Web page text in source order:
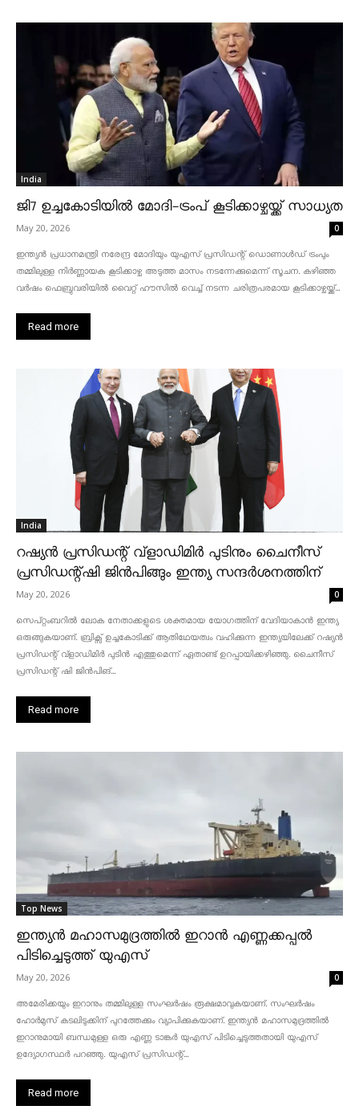
India
ജി7 ഉച്ചകോടിയിൽ മോദി-ട്രംപ് കൂടിക്കാഴ്ചയ്ക്ക് സാധ്യത
May 20, 2026 0
ഇന്ത്യൻ പ്രധാനമന്ത്രി നരേന്ദ്ര മോദിയും യുഎസ് പ്രസിഡന്റ് ഡൊണാൾഡ് ട്രംപും
തമ്മിലുള്ള നിർണ്ണായക കൂടിക്കാഴ്ച അടുത്ത മാസം നടന്നേക്കുമെന്ന് സൂചന. കഴിഞ്ഞ
വർഷം ഫെബ്രുവരിയിൽ വൈറ്റ് ഹൗസിൽ വെച്ച് നടന്ന ചരിത്രപരമായ കൂടിക്കാഴ്ചയ്ക്ക്...
Read more
India
റഷ്യൻ പ്രസിഡന്റ് വ്‌ളാഡിമിർ പുടിനും ചൈനീസ്
പ്രസിഡന്റ്ഷി ജിൻപിങ്ങും ഇന്ത്യ സന്ദർശനത്തിന്
May 20, 2026 0
സെപ്റ്റംബറിൽ ലോക നേതാക്കളുടെ ശക്തമായ യോഗത്തിന് വേദിയാകാൻ ഇന്ത്യ
ഒരുങ്ങുകയാണ്. ബ്രിക്സ് ഉച്ചകോടിക്ക് ആതിഥേയത്വം വഹിക്കുന്ന ഇന്ത്യയിലേക്ക് റഷ്യൻ
പ്രസിഡന്റ് വ്‌ളാഡിമിർ പുടിൻ എത്തുമെന്ന് ഏതാണ്ട് ഉറപ്പായിക്കഴിഞ്ഞു. ചൈനീസ്
പ്രസിഡന്റ് ഷി ജിൻപിങ്...
Read more
Top News
ഇന്ത്യൻ മഹാസമുദ്രത്തിൽ ഇറാൻ എണ്ണക്കപ്പൽ
പിടിച്ചെടുത്ത് യുഎസ്
May 20, 2026 0
അമേരിക്കയും ഇറാനും തമ്മിലുള്ള സംഘർഷം രൂക്ഷമാവുകയാണ്. സംഘർഷം
ഹോർമുസ് കടലിടുക്കിന് പുറത്തേക്കും വ്യാപിക്കുകയാണ്. ഇന്ത്യൻ മഹാസമുദ്രത്തിൽ
ഇറാനുമായി ബന്ധമുള്ള ഒരു എണ്ണ ടാങ്കർ യുഎസ് പിടിച്ചെടുത്തതായി യുഎസ്
ഉദ്യോഗസ്ഥർ പറഞ്ഞു. യുഎസ് പ്രസിഡന്റ്...
Read more